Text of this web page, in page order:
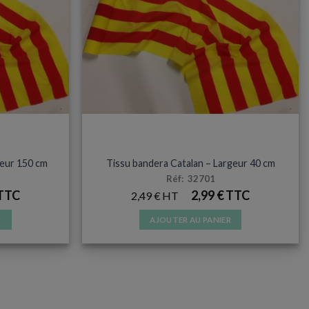
150 cm Tissu bandera Catalan – Largeur 40 cm
Réf: 32701
2,49€ 2,99€
AJOUTER AU PANIER